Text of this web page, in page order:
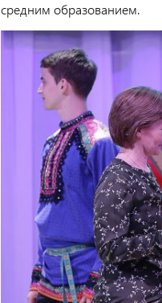
средним образованием.